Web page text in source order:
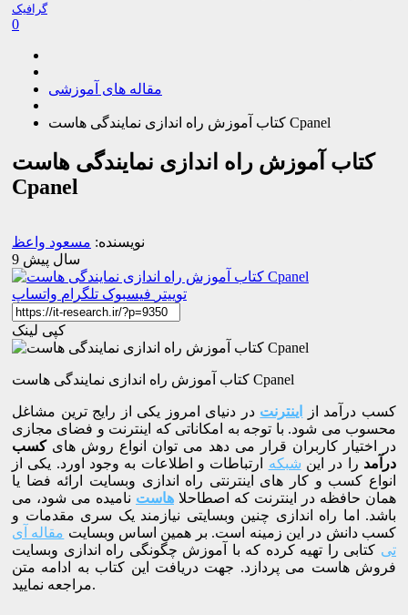
گرافیک
0
مقاله های آموزشی
کتاب آموزش راه اندازی نمایندگی هاست Cpanel
کتاب آموزش راه اندازی نمایندگی هاست
Cpanel
نویسنده: مسعود واعظ
9 سال پیش
توییتر فیسبوک تلگرام واتساپ
کپی لینک
کتاب آموزش راه اندازی نمایندگی هاست Cpanel
کسب درآمد از اینترنت در دنیای امروز یکی از رایج ترین مشاغل
محسوب می شود. با توجه به امکاناتی که اینترنت و فضای مجازی
در اختیار کاربران قرار می دهد می توان انواع روش هایکسب
درآمد را در این شبکه ارتباطات و اطلاعات به وجود اورد. یکی از
انواع کسب و کار های اینترنتی راه اندازی وبسایت ارائه فضا یا
همان حافظه در اینترنت که اصطاحلا هاست نامیده می شود، می
باشد. اما راه اندازی چنین وبسایتی نیازمند یک سری مقدمات و
کسب دانش در این زمینه است. بر همین اساس وبسایت مقاله آی
تی کتابی را تهیه کرده که با آموزش چگونگی راه اندازی وبسایت
فروش هاست می پردازد. جهت دریافت این کتاب به ادامه متن
مراجعه نمایید.